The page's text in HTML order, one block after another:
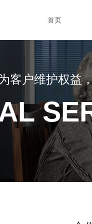
首页
客户维护权益